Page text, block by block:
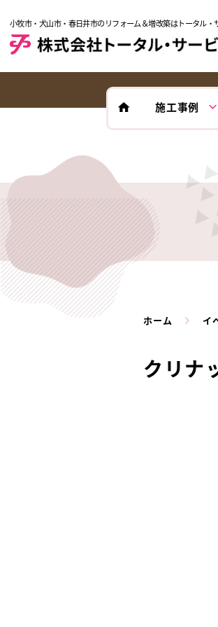
小牧市・犬山市・春日井市のリフォーム＆増改築はトータル・
施工事例
ホーム イ
クリナ